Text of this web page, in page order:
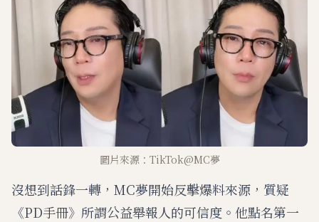
圖片來源：TikTok@MC夢
沒想到話鋒一轉，MC夢開始反擊爆料來源，質疑
《PD手冊》所謂公益舉報人的可信度。他點名第一